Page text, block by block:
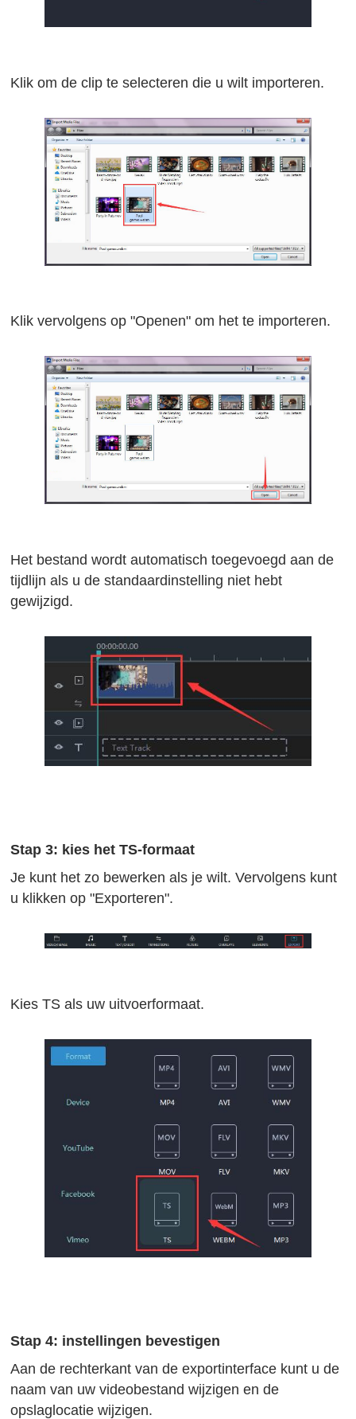
Klik om de clip te selecteren die u wilt importeren.
Klik vervolgens op "Openen" om het te importeren.
Het bestand wordt automatisch toegevoegd aan de
tijdlijn als u de standaardinstelling niet hebt
gewijzigd.
Stap 3: kies het TS-formaat
Je kunt het zo bewerken als je wilt. Vervolgens kunt
u klikken op "Exporteren".
Kies TS als uw uitvoerformaat.
Stap 4: instellingen bevestigen
Aan de rechterkant van de exportinterface kunt u de
naam van uw videobestand wijzigen en de
opslaglocatie wijzigen.